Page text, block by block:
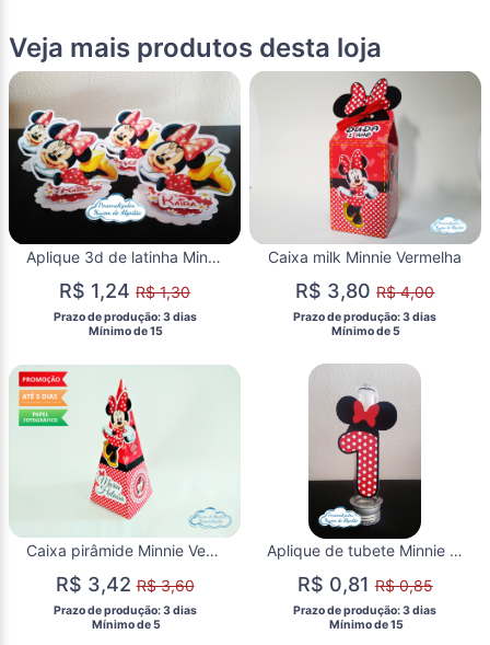
Veja mais produtos desta loja
Aplique 3d de latinha Minnie vermelha deitada
R$ 1,24R$ 1,30
Prazo de produção: 3 dias
  Mínimo de 15
Caixa milk Minnie Vermelha
R$ 3,80R$ 4,00
Prazo de produção: 3 dias
  Mínimo de 5
Caixa pirâmide Minnie Vermelha
R$ 3,42R$ 3,60
Prazo de produção: 3 dias
  Mínimo de 5
Aplique de tubete Minnie Vermelha
R$ 0,81R$ 0,85
Prazo de produção: 3 dias
  Mínimo de 15